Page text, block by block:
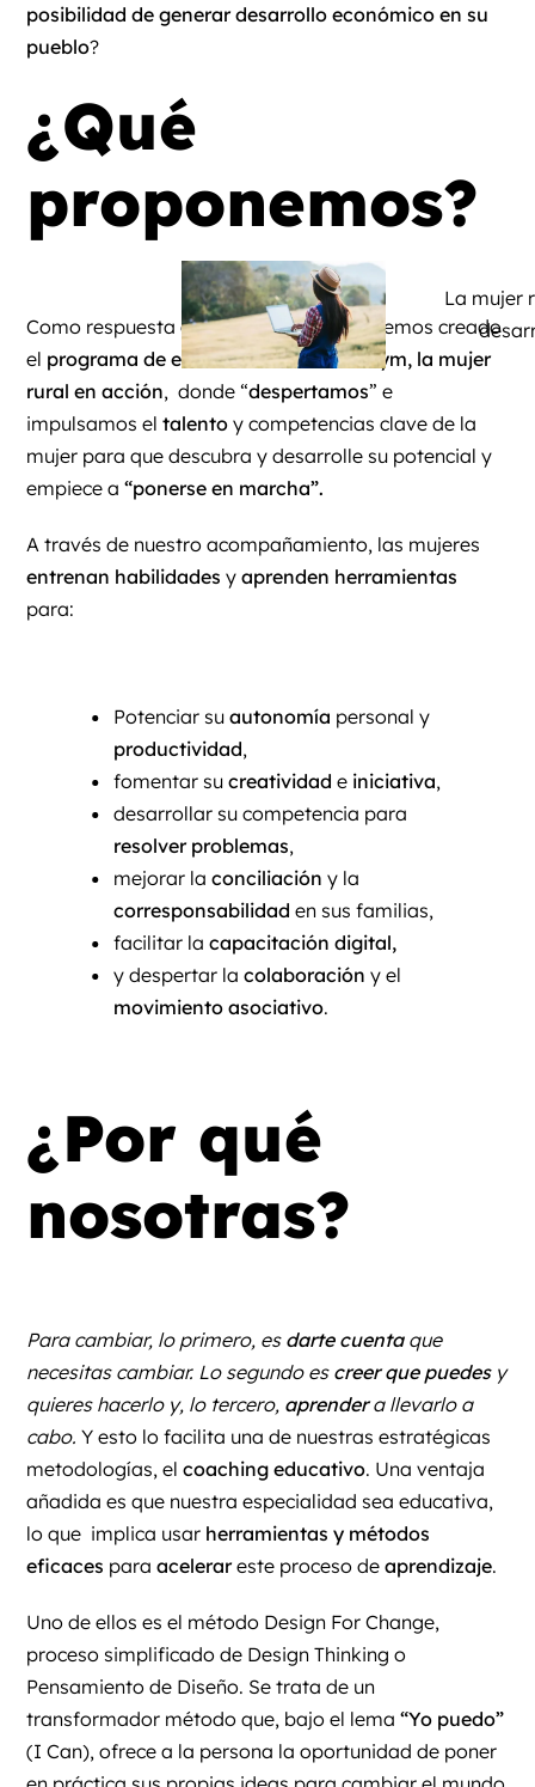
posibilidad de generar desarrollo económico en su
pueblo?
¿Qué
proponemos?
Como respuesta a estas necesidades, hemos creado
el programa de entrenamiento Habil Gym, la mujer
rural en acción, donde “despertamos” e
impulsamos eltalentoy competencias clave de la
mujer para que descubra y desarrolle su potencial y
empiece a“ponerse en marcha”.
A través de nuestro acompañamiento, las mujeres
entrenan habilidadesyaprenden herramientas
para:
Potenciar su autonomía personal y
productividad,
fomentar su creatividad e iniciativa,
desarrollar su competencia para
resolver problemas,
mejorar la conciliación y la
corresponsabilidad en sus familias,
facilitar la capacitación digital,
y despertar la colaboración y el
movimiento asociativo.
¿Por qué
nosotras?
Para cambiar, lo primero, es darte cuentaque
necesitas cambiar. Lo segundo es creer que puedesy
quieres hacerlo y, lo tercero, aprendera llevarlo a
cabo.Y esto lo facilita una de nuestras estratégicas
metodologías, elcoaching educativo. Una ventaja
añadida es que nuestra especialidad sea educativa,
lo que implica usar herramientas y métodos
eficaces paraacelerareste proceso deaprendizaje.
Uno de ellos es el método Design For Change,
proceso simplificado de Design Thinking o
Pensamiento de Diseño. Se trata de un
transformador método que, bajo el lema“Yo puedo”
(I Can), ofrece a la persona la oportunidad de poner
La mujer